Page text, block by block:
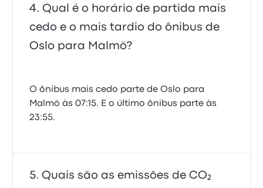
Qual é o horário de partida mais
cedo e o mais tardio do ônibus de
Oslo para Malmö?
O ônibus mais cedo parte de Oslo para
Malmö às 07:15. E o último ônibus parte às
23:55.
Quais são as emissões de CO₂